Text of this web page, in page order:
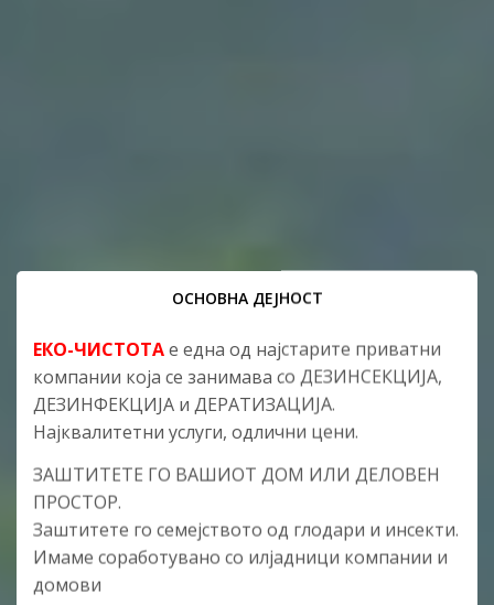
ОСНОВНА ДЕЈНОСТ
ЕКО-ЧИСТОТАе една од најстарите приватни
компании која се занимава со ДЕЗИНСЕКЦИЈА,
ДЕЗИНФЕКЦИЈА и ДЕРАТИЗАЦИЈА.
Најквалитетни услуги, одлични цени.
ЗАШТИТЕТЕ ГО ВАШИОТ ДОМ ИЛИ ДЕЛОВЕН
ПРОСТОР.
Заштитете го семејството од глодари и инсекти.
Имаме соработувано со илјадници компании и
домови